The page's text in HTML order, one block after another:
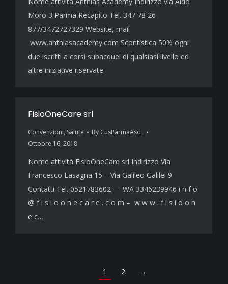
Moro 3 Parma Recapito Tel. 347 78 26
877/3472727329 Website, mail
www.anthiasacademy.com Scontistica 50% ogni
due iscritti a corsi subacquei di qualsiasi livello ed
altre iniziative riservate
FisioOneCare srl
Convenzioni, Salute By CusParmaAsd_
Ottobre 16, 2018
Nome attività FisioOneCare srl Indirizzo Via
Francesco Lasagna 15 – Via Galileo Galilei 9
Contatti Tel. 0521783602 — WA 3346239946 i n f o
@ f i s i o o n e c a r e . c o m – w w w . f i s i o o n
e c…
1 2 →